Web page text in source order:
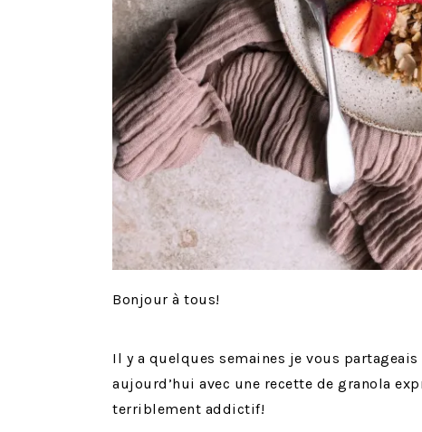
Bonjour à tous!
Il y a quelques semaines je vous
aujourd’hui avec une recette de granola
terriblement addictif!